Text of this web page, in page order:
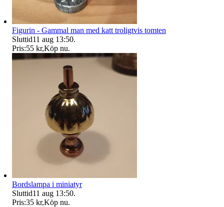
Figurin - Gammal man med katt troligtvis tomten
Sluttid11 aug 13:50.
Pris:55 kr,Köp nu.
Bordslampa i miniatyr
Sluttid11 aug 13:50.
Pris:35 kr,Köp nu.